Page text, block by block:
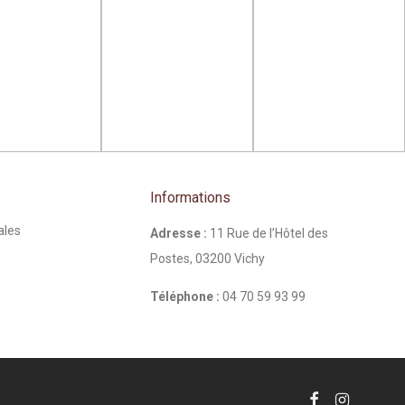
Informations
Adresse : 11 Rue de l’Hôtel des
Postes, 03200 Vichy
Téléphone : 04 70 59 93 99